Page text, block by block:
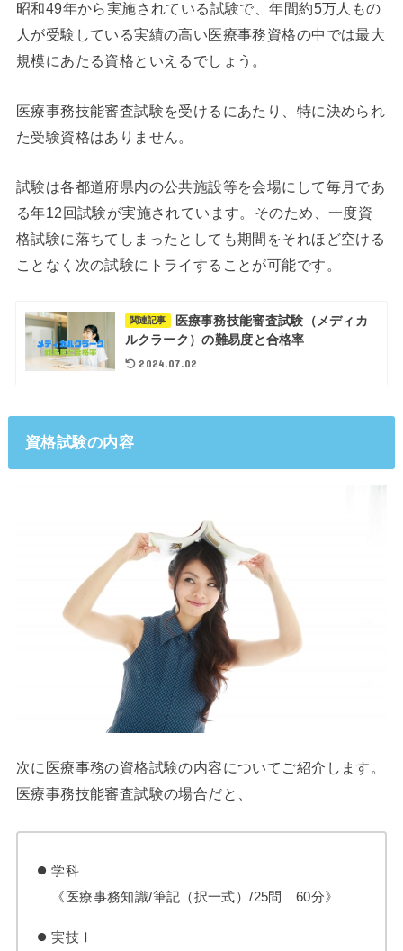
昭和49年から実施されている試験で、年間約5万人もの
人が受験している実績の高い医療事務資格の中では最大
規模にあたる資格といえるでしょう。
医療事務技能審査試験を受けるにあたり、特に決められ
た受験資格はありません。
試験は各都道府県内の公共施設等を会場にして毎月であ
る年12回試験が実施されています。そのため、一度資
格試験に落ちてしまったとしても期間をそれほど空ける
ことなく次の試験にトライすることが可能です。
関連記事
医療事務技能審査試験（メディカ
ルクラーク）の難易度と合格率
2024.07.02
資格試験の内容
次に医療事務の資格試験の内容についてご紹介します。
医療事務技能審査試験の場合だと、
学科
《医療事務知識/筆記（択一式）/25問 60分》
実技Ⅰ